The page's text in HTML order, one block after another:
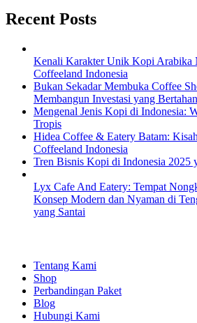
Recent Posts
Kenali Karakter Unik Kopi Arabika
Coffeeland Indonesia
Bukan Sekadar Membuka Coffee
Membangun Investasi yang
Mengenal Jenis Kopi di Indonesia:
Tropis
Hidea Coffee & Eatery Batam:
Coffeeland Indonesia
Tren Bisnis Kopi di Indonesia 2025
Lyx Cafe And Eatery: Tempat
Konsep Modern dan Nyaman di
yang Santai
Tentang Kami
Shop
Perbandingan Paket
Blog
Hubungi Kami